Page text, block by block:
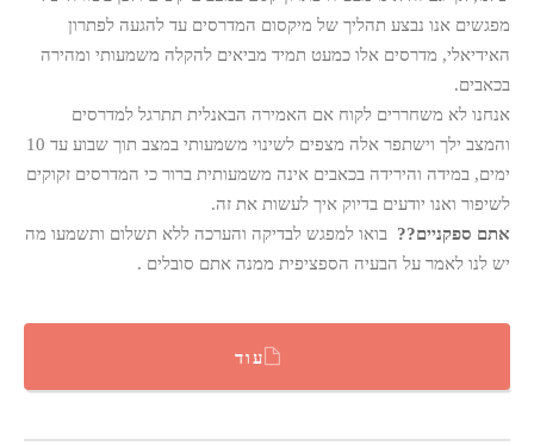
מפגשים אנו נבצע תהליך של מיקסום המדרסים עד להגעה לפתרון
האידיאלי, מדרסים אלו כמעט תמיד מביאים להקלה משמעותי ומהירה
בכאבים.
אנחנו לא משחררים לקוח אם האמירה הבאנלית תתרגל למדרסים
והמצב ילך וישתפר אלה מצפים לשינוי משמעותי במצב תוך שבוע עד 10
ימים, במידה והירידה בכאבים אינה משמעותית ברור כי המדרסים זקוקים
לשיפור ואנו יודעים בדיוק איך לעשות את זה.
אתם ספקניים?? בואו למפגש לבדיקה והערכה ללא תשלום ותשמעו מה
יש לנו לאמר על הבעיה הספציפית ממנה אתם סובלים .
עוד